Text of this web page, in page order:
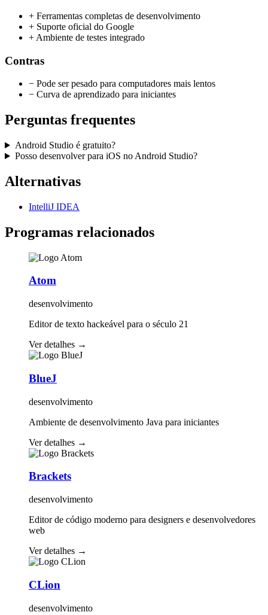
+ Ferramentas completas de desenvolvimento
+ Suporte oficial do Google
+ Ambiente de testes integrado
Contras
− Pode ser pesado para computadores mais lentos
− Curva de aprendizado para iniciantes
Perguntas frequentes
Android Studio é gratuito?
Posso desenvolver para iOS no Android Studio?
Alternativas
IntelliJ IDEA
Programas relacionados
Atom
desenvolvimento
Editor de texto hackeável para o século 21
Ver detalhes →
BlueJ
desenvolvimento
Ambiente de desenvolvimento Java para iniciantes
Ver detalhes →
Brackets
desenvolvimento
Editor de código moderno para designers e desenvolvedores
web
Ver detalhes →
CLion
desenvolvimento